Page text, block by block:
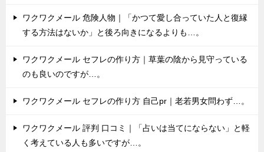
ワクワクメール 危険人物｜「かつて愛し合っていた人と復縁
する方法はないか」と後ろ向きになるよりも…。
ワクワクメール セフレの作り方｜草葉の陰から見守っている
のも良いのですが…。
ワクワクメール セフレの作り方 自己pr｜老若男女問わず…。
ワクワクメール 評判 口コミ｜「占いは当てにならない」と軽
く考えている人も多いですが…。